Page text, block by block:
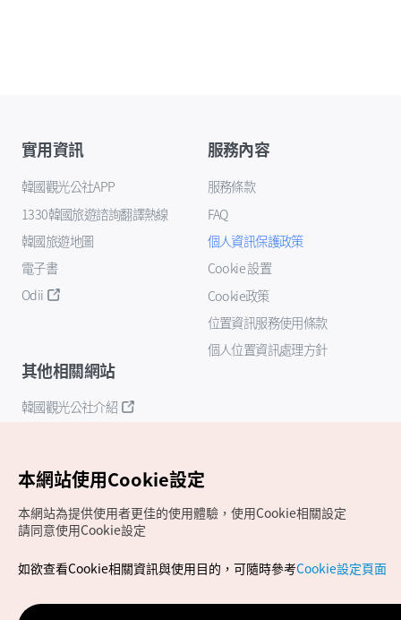
實用資訊
韓國觀光公社APP
1330韓國旅遊諮詢翻譯熱線
韓國旅遊地圖
電子書
Odii
服務內容
服務條款
FAQ
個人資訊保護政策
Cookie 設置
Cookie政策
位置資訊服務使用條款
個人位置資訊處理方針
其他相關網站
韓國觀光公社介紹
Copyrights (c) 韓國觀光公社版權所有
如有相關疑問或建議，歡迎來信至官方信箱
本網站使用Cookie設定
本網站為提供使用者更佳的使用體驗，使用Cookie相關設定
請同意使用Cookie設定
如欲查看Cookie相關資訊與使用目的，可隨時參考Cookie設定頁面